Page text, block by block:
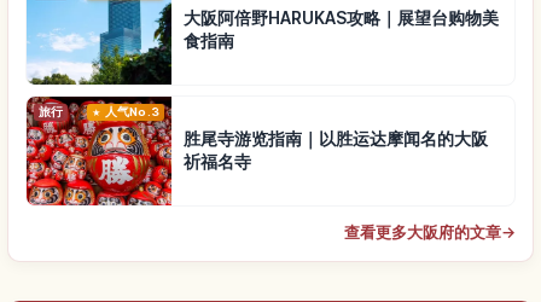
大阪阿倍野HARUKAS攻略｜展望台购物美
食指南
旅行 人气No.3
胜尾寺游览指南｜以胜运达摩闻名的大阪
祈福名寺
查看更多大阪府的文章→